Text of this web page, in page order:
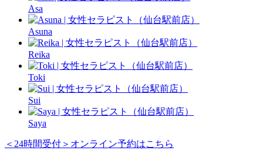
Asa
Asuna
Reika
Toki
Sui
Saya
＜24時間受付＞ オンライン予約はこちら